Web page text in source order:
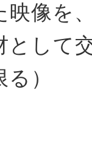
映像を
として
）